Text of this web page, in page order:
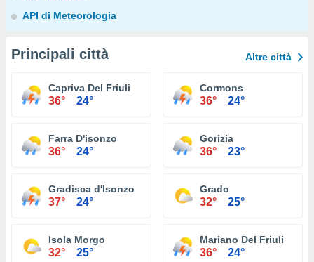
API di Meteorologia
Principali città Altre città
Capriva Del Friuli
36° 24°
Cormons
36° 24°
Farra D'isonzo
36° 24°
Gorizia
36° 23°
Gradisca d'Isonzo
37° 24°
Grado
32° 25°
Isola Morgo
32° 25°
Mariano Del Friuli
36° 24°